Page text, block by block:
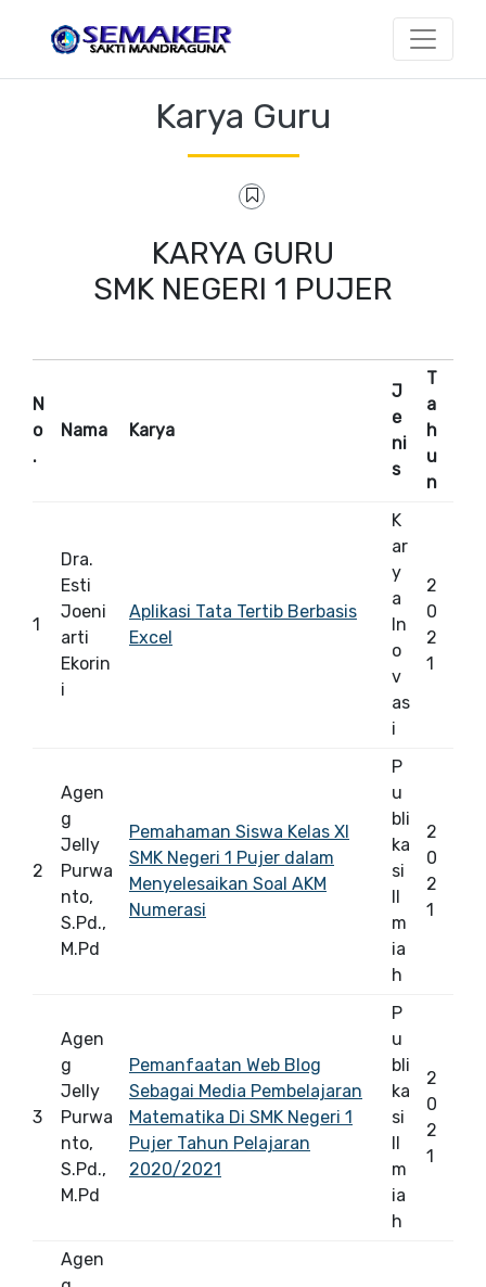
Karya Guru
KARYA GURU
SMK NEGERI 1 PUJER
N
o
.
Nama Karya
J
e
ni
s
T
a
h
u
n
1
Dra.
Esti
Joeni
arti
Ekorin
i
Aplikasi Tata Tertib Berbasis
Excel
K
ar
y
a
In
o
v
as
i
2
0
2
1
2
Agen
g
Jelly
Purwa
nto,
S.Pd.,
M.Pd
Pemahaman Siswa Kelas XI
SMK Negeri 1 Pujer dalam
Menyelesaikan Soal AKM
Numerasi
P
u
bli
ka
si
Il
m
ia
h
2
0
2
1
3
Agen
g
Jelly
Purwa
nto,
S.Pd.,
M.Pd
Pemanfaatan Web Blog
Sebagai Media Pembelajaran
Matematika Di SMK Negeri 1
Pujer Tahun Pelajaran
2020/2021
P
u
bli
ka
si
Il
m
ia
h
2
0
2
1
Agen